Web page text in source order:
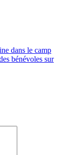
dans le camp
bénévoles sur